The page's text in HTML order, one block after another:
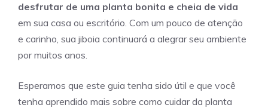
desfrutar de uma planta bonita e cheia de vida
em sua casa ou escritório. Com um pouco de atenção
e carinho, sua jiboia continuará a alegrar seu ambiente
por muitos anos.
Esperamos que este guia tenha sido útil e que você
tenha aprendido mais sobre como cuidar da planta